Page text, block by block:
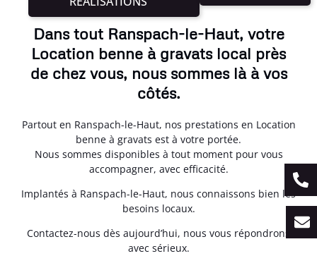
Dans tout Ranspach-le-Haut, votre
Location benne à gravats local près
de chez vous, nous sommes là à vos
côtés.
Partout en Ranspach-le-Haut, nos prestations en Location
benne à gravats est à votre portée.
Nous sommes disponibles à tout moment pour vous
accompagner, avec efficacité.
Implantés à Ranspach-le-Haut, nous connaissons bien les
besoins locaux.
Contactez-nous dès aujourd’hui, nous vous répondrons
avec sérieux.